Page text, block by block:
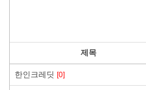
제목
한인크레딧 [0]